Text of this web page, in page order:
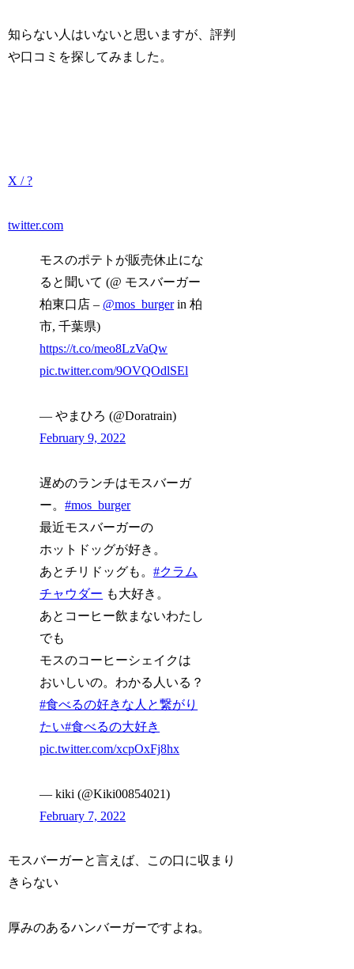
知らない人はいないと思いますが、評判
や口コミを探してみました。
X / ?
twitter.com
モスのポテトが販売休止にな
ると聞いて (@ モスバーガー
柏東口店 – @mos_burgerin 柏
市, 千葉県)
https://t.co/meo8LzVaQw
pic.twitter.com/9OVQOdlSEl
— やまひろ (@Doratrain)
February 9, 2022
遅めのランチはモスバーガ
ー。#mos_burger
最近モスバーガーの
ホットドッグが好き。
あとチリドッグも。#クラム
チャウダー も大好き。
あとコーヒー飲まないわたし
でも
モスのコーヒーシェイクは
おいしいの。わかる人いる？
#食べるの好きな人と繋がり
たい#食べるの大好き
pic.twitter.com/xcpOxFj8hx
— kiki (@Kiki00854021)
February 7, 2022
モスバーガーと言えば、この口に収まり
きらない
厚みのあるハンバーガーですよね。